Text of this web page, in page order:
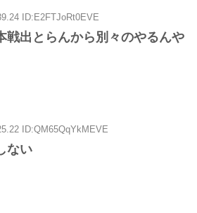
ID:E2FTJoRt0EVE
戦出とらんから別々のやるんや
ID:QM65QqYkMEVE
ない